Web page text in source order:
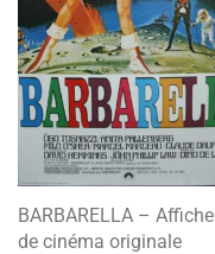
BARBARELLA – Affiche
de cinéma originale